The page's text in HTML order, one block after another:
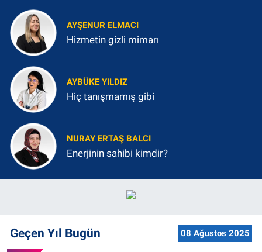
AYŞENUR ELMACI
Hizmetin gizli mimarı
AYBÜKE YILDIZ
Hiç tanışmamış gibi
NURAY ERTAŞ BALCI
Enerjinin sahibi kimdir?
Geçen Yıl Bugün 08 Ağustos 2025